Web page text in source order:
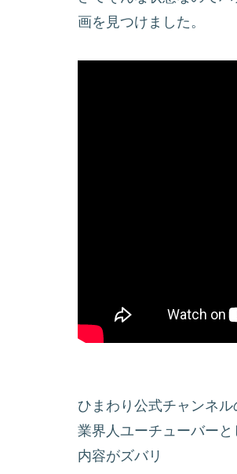
画を見つけました。
ひまわり公式チャンネル
業界人ユーチューバーと
内容がズバリ